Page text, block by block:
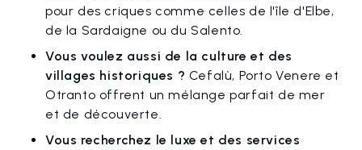
pour des criques comme celles de l'île d'Elbe,
de la Sardaigne ou du Salento.
Vous voulez aussi de la culture et des
villages historiques ? Cefalù, Porto Venere et
Otranto offrent un mélange parfait de mer
et de découverte.
Vous recherchez le luxe et des services